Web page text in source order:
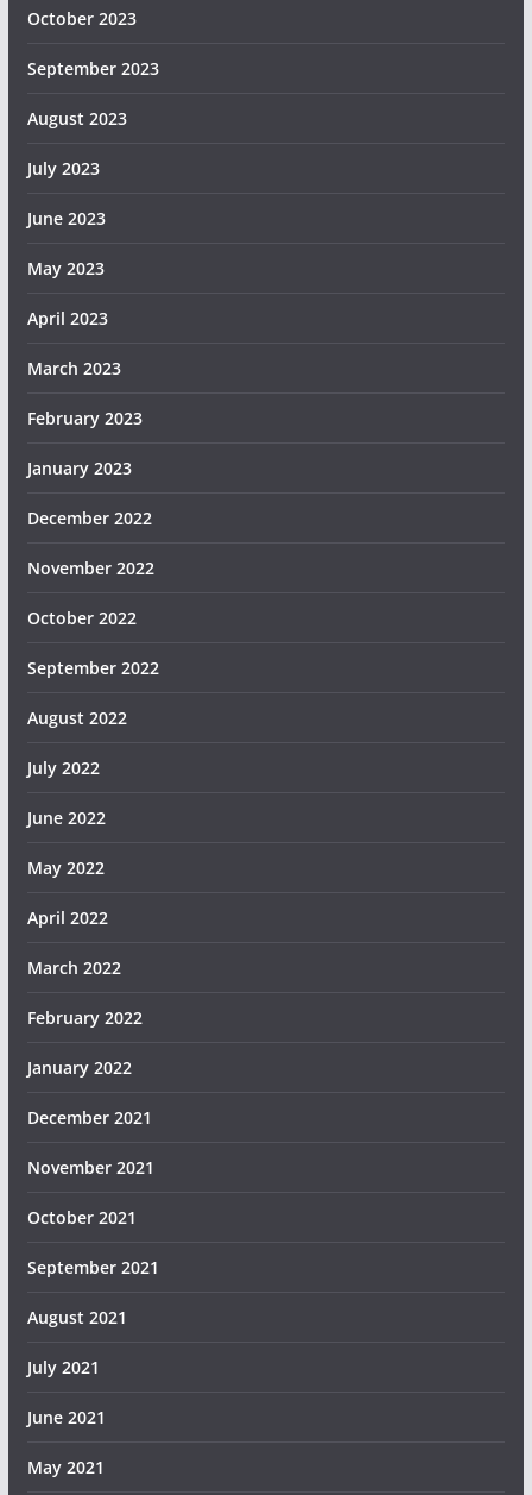
October 2023
September 2023
August 2023
July 2023
June 2023
May 2023
April 2023
March 2023
February 2023
January 2023
December 2022
November 2022
October 2022
September 2022
August 2022
July 2022
June 2022
May 2022
April 2022
March 2022
February 2022
January 2022
December 2021
November 2021
October 2021
September 2021
August 2021
July 2021
June 2021
May 2021